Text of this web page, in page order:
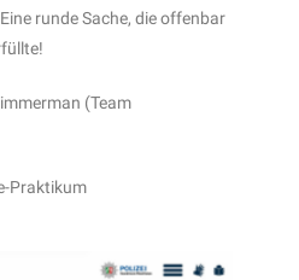
runde Sache, die offenbar
(Team
Praktikum